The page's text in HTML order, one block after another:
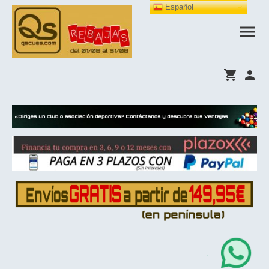
Español